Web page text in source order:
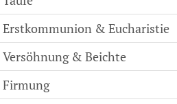
Erstkommunion & Eucharistie
Versöhnung & Beichte
Firmung